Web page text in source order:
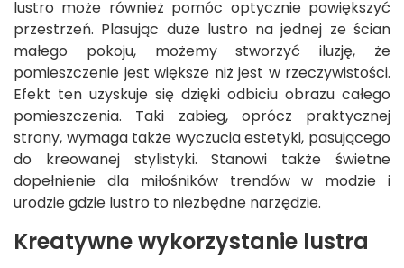
lustro może również pomóc optycznie powiększyć
przestrzeń. Plasując duże lustro na jednej ze ścian
małego pokoju, możemy stworzyć iluzję, że
pomieszczenie jest większe niż jest w rzeczywistości.
Efekt ten uzyskuje się dzięki odbiciu obrazu całego
pomieszczenia. Taki zabieg, oprócz praktycznej
strony, wymaga także wyczucia estetyki, pasującego
do kreowanej stylistyki. Stanowi także świetne
dopełnienie dla miłośników trendów w modzie i
urodzie gdzie lustro to niezbędne narzędzie.
Kreatywne wykorzystanie lustra